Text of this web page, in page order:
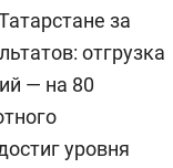
за
отгрузка
— на 80
уровня